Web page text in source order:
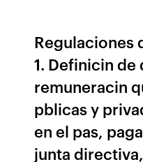
Regulaciones
1. Definicin de
remuneracin
pblicas y
en el pas,
junta